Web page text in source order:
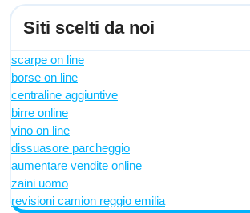
Siti scelti da noi
scarpe on line
borse on line
centraline aggiuntive
birre online
vino on line
dissuasore parcheggio
aumentare vendite online
zaini uomo
revisioni camion reggio emilia